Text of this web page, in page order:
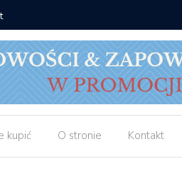
kupić O stronie Kontakt